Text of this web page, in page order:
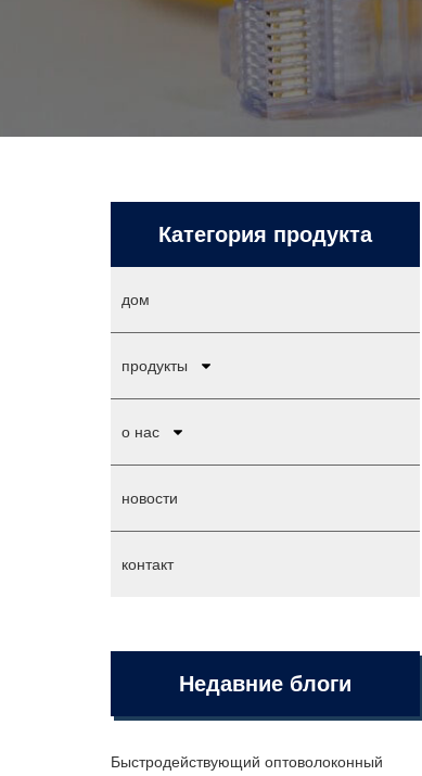
Категория продукта
дом
продукты
о нас
новости
контакт
Недавние блоги
Быстродействующий оптоволоконный